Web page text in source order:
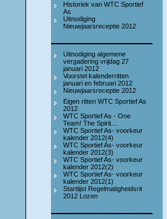
Historiek van WTC Sportief
As
Uitnodiging
Nieuwjaarsreceptie 2012
Uitnodiging algemene
vergadering vrijdag 27
januari 2012
Voorstel kalenderritten
januari en februari 2012
Nieuwjaarsreceptie 2012
Eigen ritten WTC Sportief As
2012
WTC Sportief As - One
Team! The Spirit....
WTC Sportief As- voorkeur
kalender 2012(4)
WTC Sportief As- voorkeur
kalender 2012(3)
WTC Sportief As- voorkeur
kalender 2012(2)
WTC Sportief As- voorkeur
kalender 2012(1)
Startlijst Regelmatigheidsrit
2012 Lozen